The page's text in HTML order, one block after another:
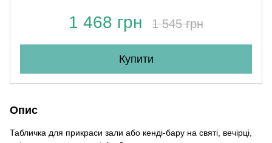
1 468 грн 1 545 грн
Купити
Опис
Табличка для прикраси зали або кенді-бару на святі, вечірці,